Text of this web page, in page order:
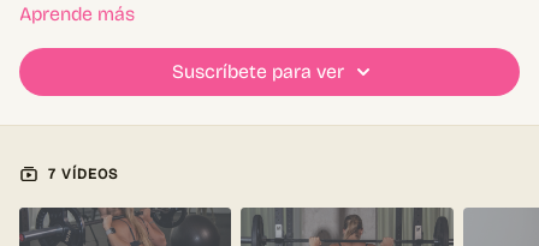
Aprende más
Suscríbete para ver
7 VÍDEOS